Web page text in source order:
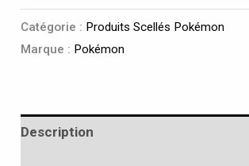
Catégorie : Produits Scellés Pokémon
Marque : Pokémon
Description